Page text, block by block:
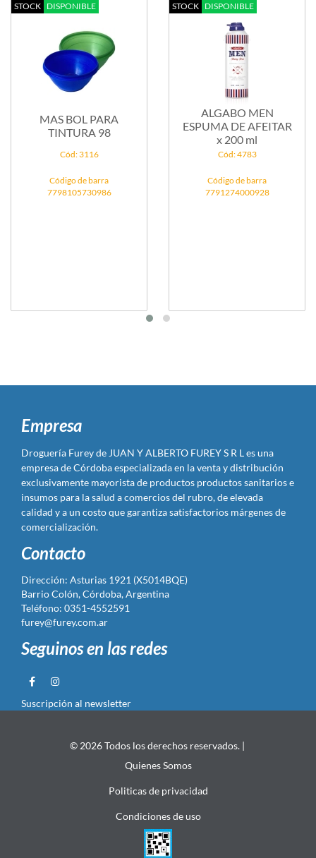
STOCK DISPONIBLE
MAS BOL PARA
TINTURA 98
Cód: 3116
Código de barra
7798105730986
STOCK DISPONIBLE
ALGABO MEN
ESPUMA DE AFEITAR
x 200 ml
Cód: 4783
Código de barra
7791274000928
Empresa
Droguería Furey de JUAN Y ALBERTO FUREY S R L es una
empresa de Córdoba especializada en la venta y distribución
exclusivamente mayorista de productos productos sanitarios e
insumos para la salud a comercios del rubro, de elevada
calidad y a un costo que garantiza satisfactorios márgenes de
comercialización.
Contacto
Dirección: Asturias 1921 (X5014BQE)
Barrio Colón, Córdoba, Argentina
Teléfono: 0351-4552591
furey@furey.com.ar
Seguinos en las redes
Suscripción al newsletter
© 2026 Todos los derechos reservados. |
Quienes Somos
Politicas de privacidad
Condiciones de uso